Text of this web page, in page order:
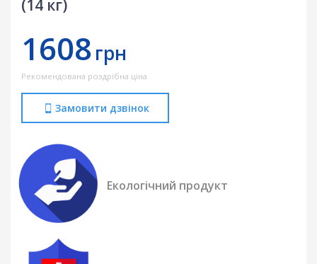
(14 кг)
1608грн
Рекомендована роздрібна ціна
Замовити дзвінок
Екологічний продукт